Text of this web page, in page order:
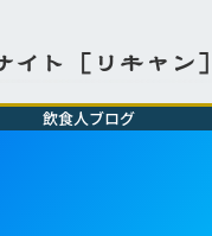
ト［リキャン］
飲食人ブログ